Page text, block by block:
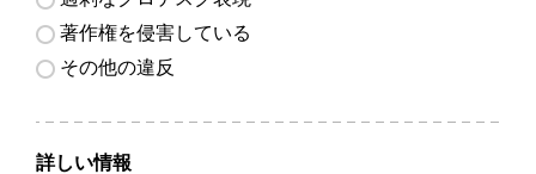
著作権を侵害している
その他の違反
詳しい情報